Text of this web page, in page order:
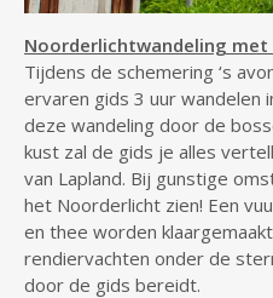
Noorderlichtwandeling
Tijdens de schemering ‘s
ervaren gids 3 uur wandelen
deze wandeling door de
kust zal de gids je alles
van Lapland. Bij gunstige
het Noorderlicht zien! Een
en thee worden
rendiervachten onder de
door de gids bereidt.